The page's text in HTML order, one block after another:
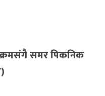
समर पिकनिक